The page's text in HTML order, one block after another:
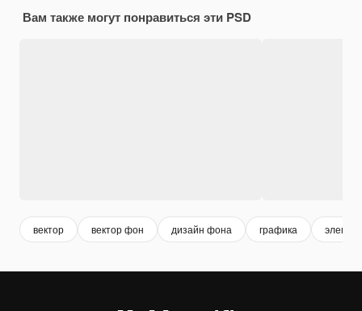
Вам также могут понравиться эти PSD
вектор вектор фон дизайн фона графика